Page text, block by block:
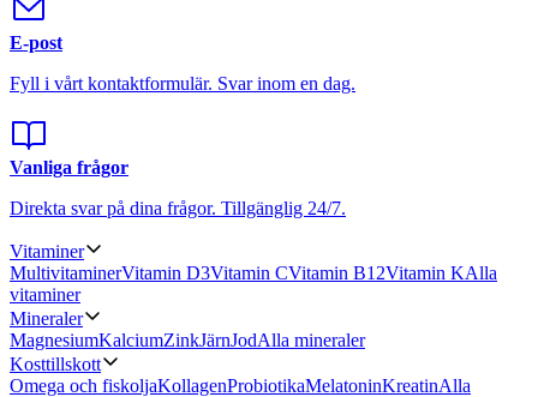
E-post
Fyll i vårt kontaktformulär. Svar inom en dag.
Vanliga frågor
Direkta svar på dina frågor. Tillgänglig 24/7.
Vitaminer
MultivitaminerVitamin D3Vitamin CVitamin B12Vitamin KAlla
vitaminer
Mineraler
MagnesiumKalciumZinkJärnJodAlla mineraler
Kosttillskott
Omega och fiskoljaKollagenProbiotikaMelatoninKreatinAlla